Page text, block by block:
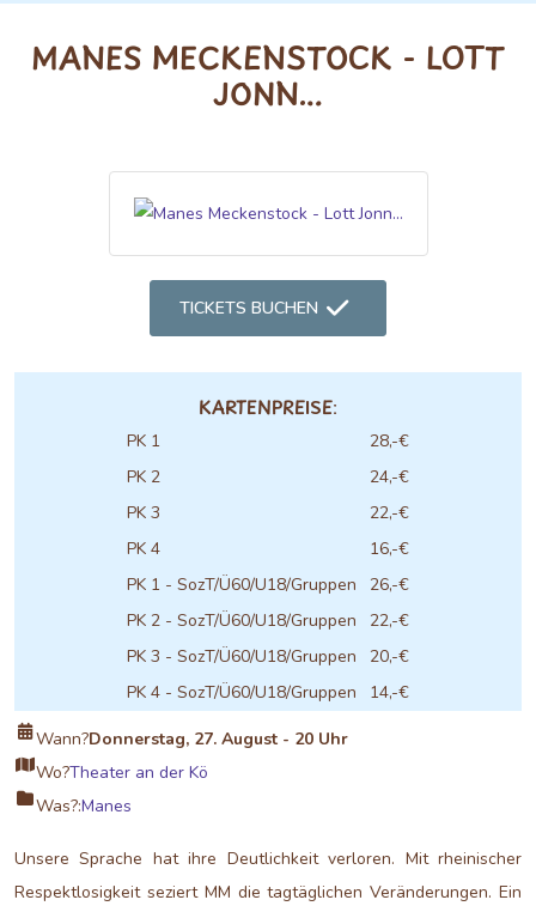
MANES MECKENSTOCK - LOTT
JONN...
TICKETS BUCHEN
KARTENPREISE:
PK 1
28,-€
PK 2
24,-€
PK 3
22,-€
PK 4
16,-€
PK 1 - SozT/Ü60/U18/Gruppen
26,-€
PK 2 - SozT/Ü60/U18/Gruppen
22,-€
PK 3 - SozT/Ü60/U18/Gruppen
20,-€
PK 4 - SozT/Ü60/U18/Gruppen
14,-€
Wann?Donnerstag, 27. August - 20 Uhr
Wo?Theater an der Kö
Was?:Manes
Unsere Sprache hat ihre Deutlichkeit verloren. Mit rheinischer
Respektlosigkeit seziert MM die tagtäglichen Veränderungen. Ein